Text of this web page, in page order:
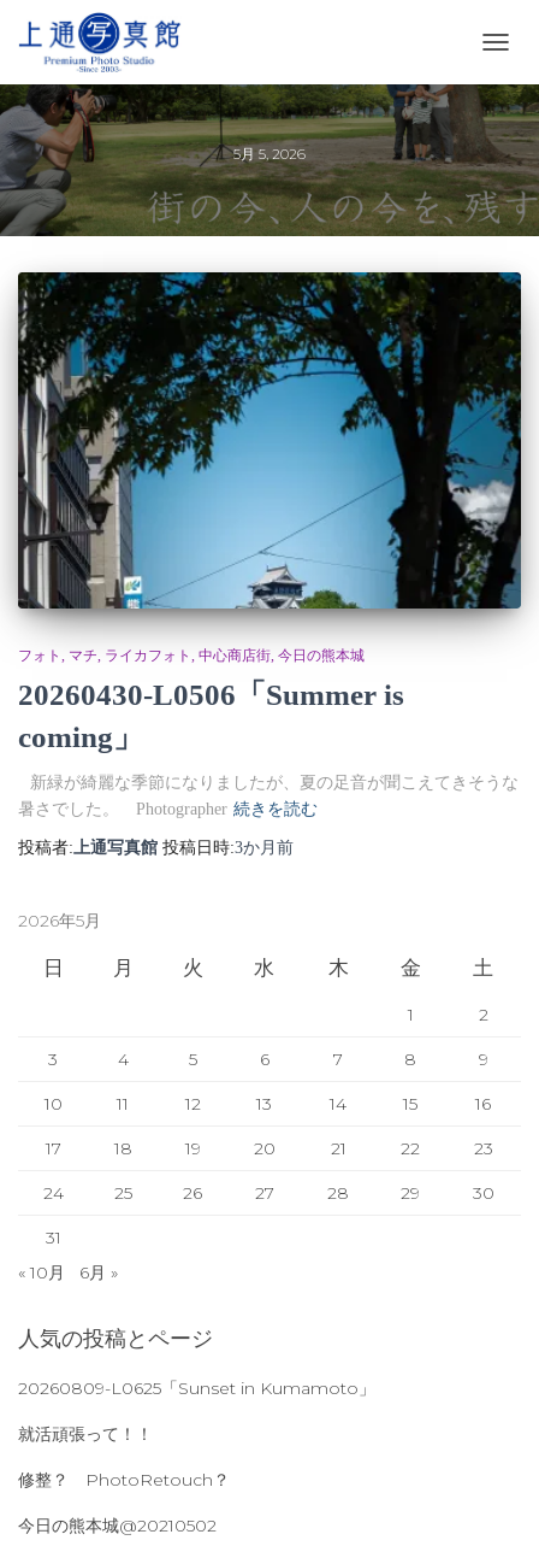
ビ
ゲ
ー
シ
ョ
ン
を
替
え
5月 5, 2026
フォト マチ ライカフォト 中心商店街 今日の熊本城
20260430-L0506「Summer is
coming」
⠀新緑が綺麗な季節になりましたが、夏の足音が聞こえてきそうな
暑さでした。 ⠀Photographer 続きを読む
投稿者: 上通写真館 投稿日時:3か月 前
2026年5月
日 月 火 水 木 金 土
1 2
3 4 5 6 7 8 9
10 11 12 13 14 15 16
17 18 19 20 21 22 23
24 25 26 27 28 29 30
31
« 10月
6月 »
人気の投稿とページ
20260809-L0625「Sunset in Kumamoto」
就活頑張って！！
修整？ PhotoRetouch？
今日の熊本城@20210502